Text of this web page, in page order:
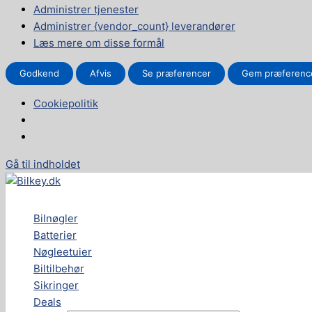
Administrer tjenester
Administrer {vendor_count} leverandører
Læs mere om disse formål
Godkend Afvis Se præferencer Gem
Cookiepolitik
Gå til indholdet
Bilnøgler
Batterier
Nøgleetuier
Biltilbehør
Sikringer
Deals